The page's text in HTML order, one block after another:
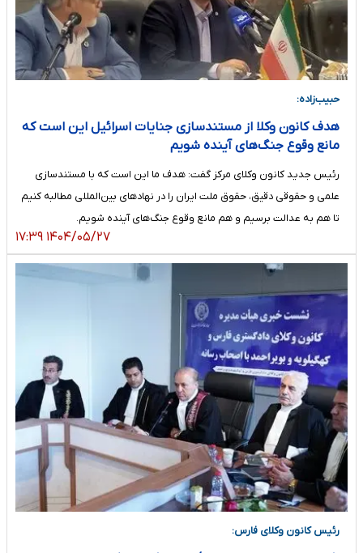
حبیب‌زاده:
هدف کانون وکلا از مستندسازی جنایات اسرائیل این است که
مانع وقوع جنگ‌های آینده شویم
رئیس جدید کانون وکلای مرکز گفت:‌ هدف ما این است که با مستندسازی
علمی و حقوقی دقیق، حقوق ملت ایران را در نهادهای بین‌المللی مطالبه کنیم
تا هم به عدالت برسیم و هم مانع وقوع جنگ‌های آینده شویم.
۱۴۰۴/۰۵/۲۷ ۱۷:۳۹
رئیس کانون وکلای فارس: